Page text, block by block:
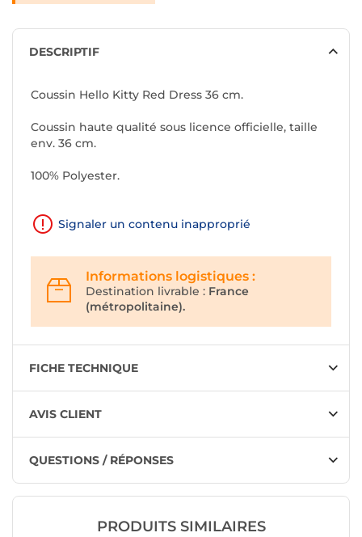
DESCRIPTIF
Coussin Hello Kitty Red Dress 36 cm.
Coussin haute qualité sous licence officielle, taille
env. 36 cm.
100% Polyester.
Signaler un contenu inapproprié
Informations logistiques :
Destination livrable : France
(métropolitaine).
FICHE TECHNIQUE
AVIS CLIENT
QUESTIONS / RÉPONSES
PRODUITS SIMILAIRES